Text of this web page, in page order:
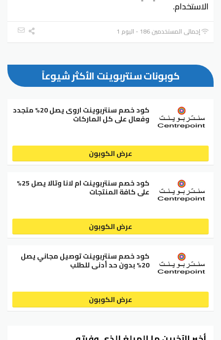
الاستخدام.
إجمالي المستخدمين 186 - اليوم 1
كوبونات سنتربوينت الأكثر شيوعاً
كود خصم سنتربوينت اروى يصل 20% متجدد
وفعال على كل الماركات
عرض الكوبون
كود خصم سنتربوينت ام لانا وتالا يصل 25%
على كافة المنتجات
عرض الكوبون
كود خصم سنتربوينت توصيل مجاني يصل
20% بدون حد أدنى للطلب
عرض الكوبون